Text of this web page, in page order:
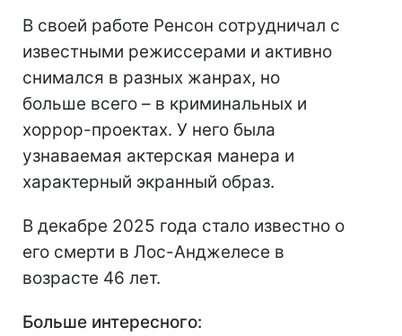
В своей работе Ренсон сотрудничал с
известными режиссерами и активно
снимался в разных жанрах, но
больше всего – в криминальных и
хоррор-проектах. У него была
узнаваемая актерская манера и
характерный экранный образ.
В декабре 2025 года стало известно о
его смерти в Лос-Анджелесе в
возрасте 46 лет.
Больше интересного: